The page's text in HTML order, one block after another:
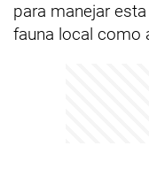
para manejar
fauna local como